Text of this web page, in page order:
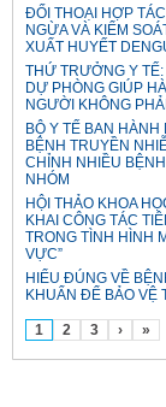
ĐỐI THOẠI HỢP
NGỪA VÀ KIỂM
XUẤT HUYẾT
THỨ TRƯỞNG Y TẾ:
DỰ PHÒNG GIÚP
NGƯỜI KHÔNG
BỘ Y TẾ BAN HÀNH
BỆNH TRUYỀN
CHỈNH NHIỀU
NHÓM
HỘI THẢO KHOA
KHAI CÔNG TÁC
TRONG TÌNH HÌNH
VỰC”
HIỂU ĐÚNG VỀ
KHUẨN ĐỂ BẢO VỆ
1 2 3 › »